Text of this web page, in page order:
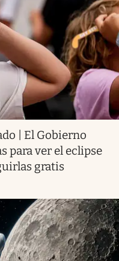
| El Gobierno
para ver el eclipse
gratis